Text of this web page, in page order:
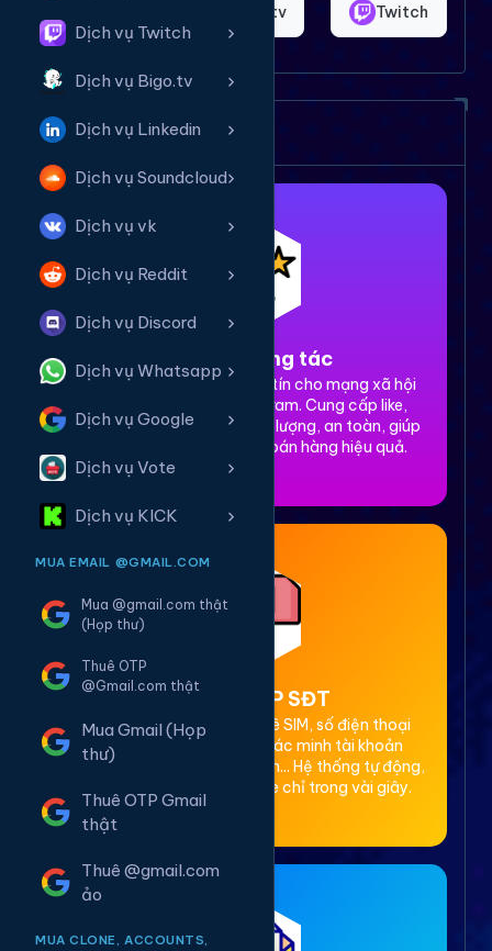
Dịch vụ Twitch
Dịch vụ Bigo.tv
Dịch vụ Linkedin
Dịch vụ Soundcloud
Dịch vụ vk
Dịch vụ Reddit
Dịch vụ Discord
Dịch vụ Whatsapp
Dịch vụ Google
Dịch vụ Vote
Dịch vụ KICK
MUA EMAIL @GMAIL.COM
Mua @gmail.com thật
(Họp thư)
Thuê OTP
@Gmail.com thật
Mua Gmail (Họp
thư)
Thuê OTP Gmail
thật
Thuê @gmail.com
ảo
MUA CLONE, ACCOUNTS,
Bigo.tv Twitch
Dịch vụ của chúng tôi
1. Tăng tương tác
Dịch vụ tăng tương tác uy tín cho mạng xã hội
Facebook, TikTok, Instagram. Cung cấp like,
share, comment, view chất lượng, an toàn, giúp
xây dựng thương hiệu và bán hàng hiệu quả.
2. Thuê OTP SĐT
Cung cấp dịch vụ cho thuê SIM, số điện thoại
(SĐT) để nhận mã OTP xác minh tài khoản
Facebook, Google, Telegram... Hệ thống tự động,
bảo mật, giá rẻ, nhận code chỉ trong vài giây.